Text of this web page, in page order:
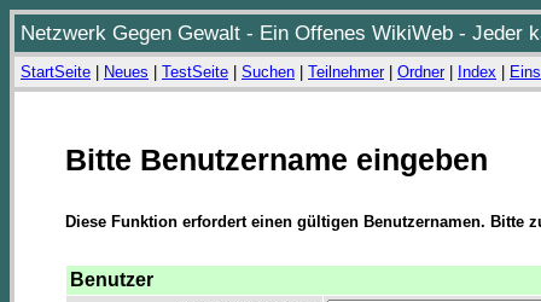
Netzwerk Gegen Gewalt - Ein Offenes WikiWeb - Jeder
StartSeite Neues TestSeite Suchen Teilnehmer| Ordner| Index
Bitte Benutzername eingeben
Diese Funktion erfordert einen gültigen Benutzernamen. Bitte
Benutzer